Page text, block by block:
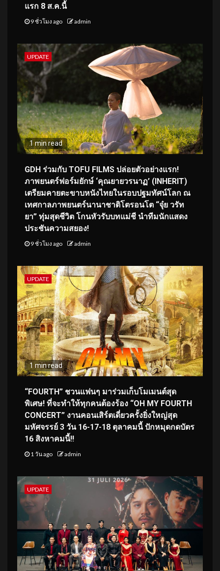
แรก 8 ส.ค.นี้
9 ชั่วโมง ago admin
UPDATE
1 min read
GDH ร่วมกับ TOFU FILMS ปล่อยตัวอย่างแรก!
ภาพยนตร์ฟอร์มยักษ์ ‘คุณยายวรนาฏ’ (INHERIT)
เตรียมคายตะขาบหนังไทยในรอบปฐมทัศน์โลก ณ
เทศกาลภาพยนตร์นานาชาติโตรอนโต “จุ๋ย วรัท
ยา” ทุ่มสุดชีวิต โกนหัวรับบทแม่ชี นำทีมนักแสดง
ประชันความสยอง!
9 ชั่วโมง ago admin
UPDATE
1 min read
“FOURTH” ชวนแฟนๆ มาร่วมเก็บโมเมนต์สุด
พิเศษ! ที่จะทำให้ทุกคนต้องร้อง “OH MY FOURTH
CONCERT” งานคอนเสิร์ตเดี่ยวครั้งยิ่งใหญ่สุด
มหัศจรรย์ 3 วัน 16-17-18 ตุลาคมนี้ ปักหมุดกดบัตร
16 สิงหาคมนี้!!
1 วัน ago admin
UPDATE